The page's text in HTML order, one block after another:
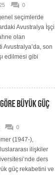
0
seçimlerde
Avustralya İşçi
olan
Avustralya’da, son
edilmesi gibi
BÜYÜK GÜÇ
0
(1947-),
ilişkiler
ders
güç rekabetini ve